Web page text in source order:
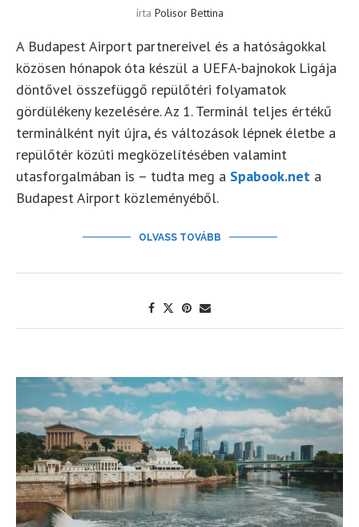
írta Polisor Bettina
A Budapest Airport partnereivel és a hatóságokkal
közösen hónapok óta készül a UEFA-bajnokok Ligája
döntővel összefüggő repülőtéri folyamatok
gördülékeny kezelésére. Az 1. Terminál teljes értékű
terminálként nyit újra, és változások lépnek életbe a
repülőtér közúti megközelítésében valamint
utasforgalmában is – tudta meg a Spabook.net a
Budapest Airport közleményéből.
OLVASS TOVÁBB